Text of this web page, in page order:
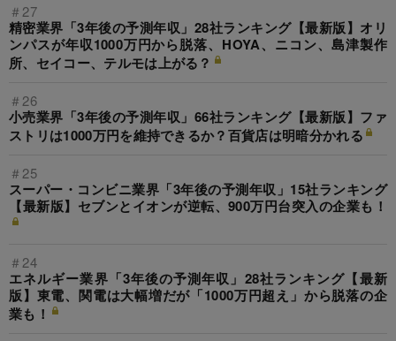
＃27
精密業界「3年後の予測年収」28社ランキング【最新版】オリ
ンパスが年収1000万円から脱落、HOYA、ニコン、島津製作
所、セイコー、テルモは上がる？
＃26
小売業界「3年後の予測年収」66社ランキング【最新版】ファ
ストリは1000万円を維持できるか？百貨店は明暗分かれる
＃25
スーパー・コンビニ業界「3年後の予測年収」15社ランキング
【最新版】セブンとイオンが逆転、900万円台突入の企業も！
＃24
エネルギー業界「3年後の予測年収」28社ランキング【最新
版】東電、関電は大幅増だが「1000万円超え」から脱落の企
業も！